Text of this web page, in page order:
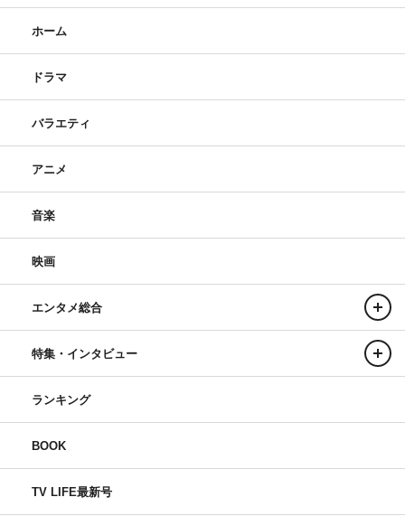
ホーム
ドラマ
バラエティ
アニメ
音楽
映画
エンタメ総合
特集・インタビュー
ランキング
BOOK
TV LIFE最新号